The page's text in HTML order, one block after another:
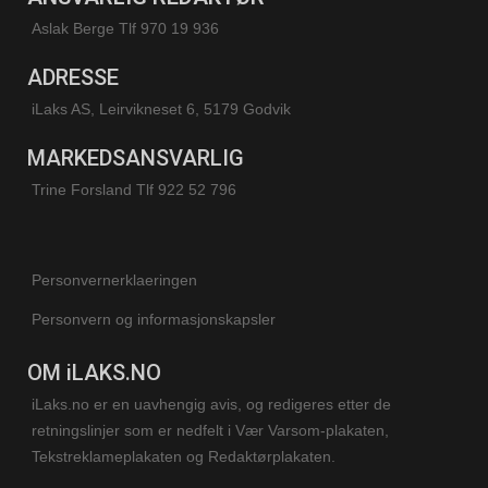
Aslak Berge Tlf 970 19 936
ADRESSE
iLaks AS, Leirvikneset 6, 5179 Godvik
MARKEDSANSVARLIG
Trine Forsland Tlf 922 52 796
Personvernerklaeringen
Personvern og informasjonskapsler
OM iLAKS.NO
iLaks.no er en uavhengig avis, og redigeres etter de
retningslinjer som er nedfelt i Vær Varsom-plakaten,
Tekstreklameplakaten og Redaktørplakaten.